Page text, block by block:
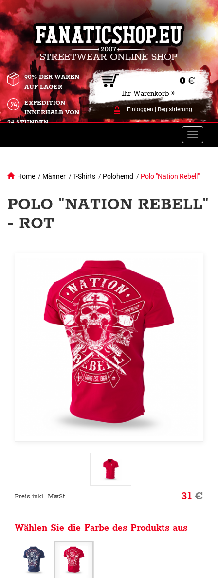
0 €
Ihr Warenkorb »
Einloggen Registrierung
90% DER WAREN
AUF LAGER
EXPEDITION
INNERHALB VON
24 STUNDEN.
Toggle
Home / Männer /T-Shirts / Polohemd / Polo "Nation Rebell"
POLO "NATION REBELL"
- ROT
Preis inkl. MwSt. 31€
Wählen Sie die Farbe des Produkts aus